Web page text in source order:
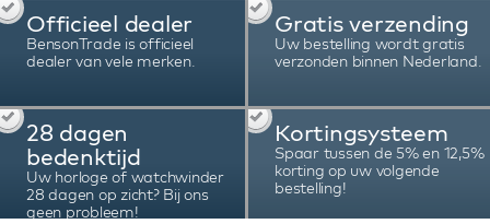
Officieel dealer
BensonTrade is officieel
dealer van vele merken.
Gratis verzending
Uw bestelling wordt gratis
verzonden binnen Nederland.
28 dagen
bedenktijd
Uw horloge of watchwinder
28 dagen op zicht? Bij ons
geen probleem!
Kortingsysteem
Spaar tussen de 5% en 12,5%
korting op uw volgende
bestelling!